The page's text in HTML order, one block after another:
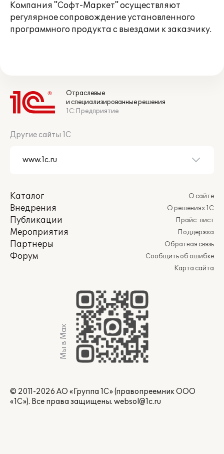
Компания "Софт-Маркет" осуществляют
регулярное сопровождение установленного
программного продукта с выездами к заказчику.
Отраслевые
и специализированные решения
1С:Предприятие
Другие сайты 1С
Каталог
Внедрения
Публикации
Мероприятия
Партнеры
Форум
О сайте
О решениях 1С
Прайс-лист
Поддержка
Обратная связь
Сообщить об ошибке
Карта сайта
Мы в Max
© 2011-2026 АО «Группа 1С» (правопреемник ООО
«1С»). Все права защищены. websol@1c.ru